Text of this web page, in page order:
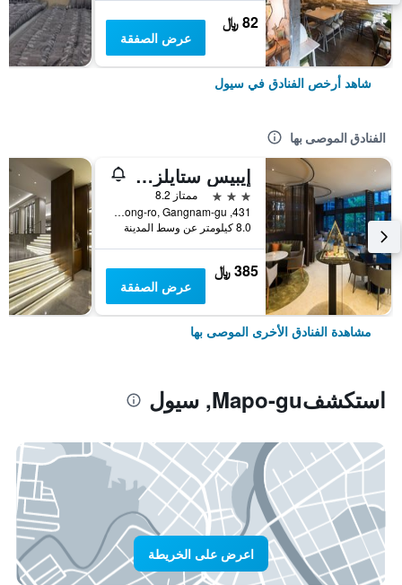
82 ﷼
عرض الصفقة
شاهد أرخص الفنادق في سيول
الفنادق الموصى بها
إيبيس ستايلز أمباسادور سيول غانغنام
3 نجوم
ممتاز 8.2
431, Samseong-ro, Gangnam-gu, سيول, كوريا الجنوبية
8.0 كيلومتر عن وسط المدينة
385 ﷼
عرض الصفقة
مشاهدة الفنادق الأخرى الموصى بها
استكشفMapo-gu, سيول
اعرض على الخريطة